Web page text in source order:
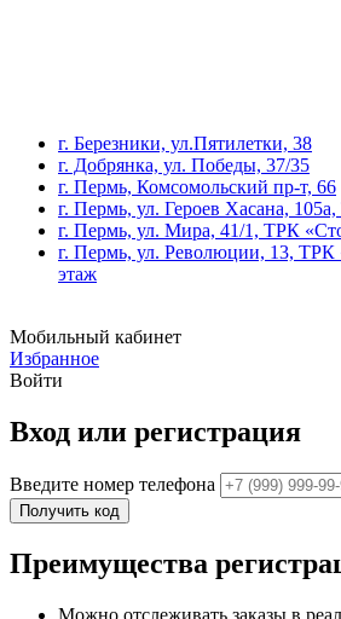
г. Березники, ул.Пятилетки, 38
г. Добрянка, ул. Победы, 37/35
г. Пермь, Комсомольский пр-т, 66
г. Пермь, ул. Героев Хасана,
г. Пермь, ул. Мира, 41/1, ТРК
г. Пермь, ул. Революции, 13, ТРК
этаж
Мобильный кабинет
Избранное
Войти
Вход или регистрация
Введите номер телефона
Получить код
Преимущества
Можно отслеживать заказы в